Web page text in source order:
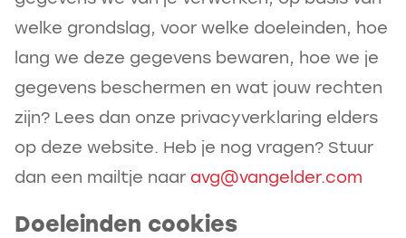
welke grondslag, voor welke doeleinden, hoe
lang we deze gegevens bewaren, hoe we je
gegevens beschermen en wat jouw rechten
zijn? Lees dan onze privacyverklaring elders
op deze website. Heb je nog vragen? Stuur
dan een mailtje naar avg@vangelder.com
Doeleinden cookies